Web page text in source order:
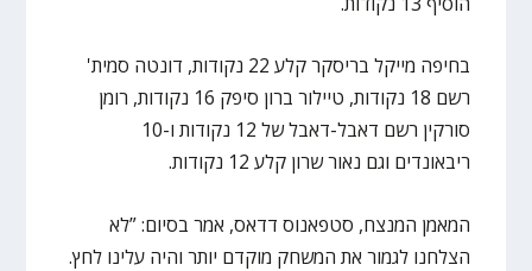
בחיפה מייקל בריסקר קלע 22 נקודות, דונטה סמית'
רשם 18 נקודות, טיילור ברון סיפק 16 נקודות, רומן
סורקין רשם דאבל-דאבל של 12 נקודות ו-10
ריבאונדים וגם נאור שרון קלע 12 נקודות.
המאמן המנצח, סטפאנוס דדאס, אמר בסיום: ”לא
הצלחנו לגמור את המשחק מוקדם יותר והיה עלינו לחץ.